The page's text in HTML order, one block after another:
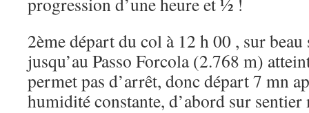
2ème départ du col à 12 h 00 , sur
jusqu’au Passo Forcola (2.768 m)
permet pas d’arrêt, donc départ 7 mn
humidité constante, d’abord sur